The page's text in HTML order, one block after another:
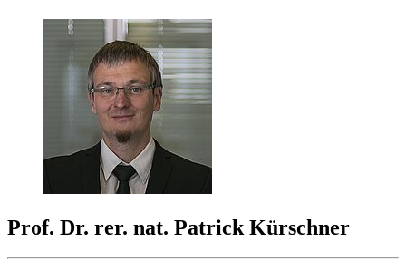
Prof. Dr. rer. nat. Patrick Kürschner